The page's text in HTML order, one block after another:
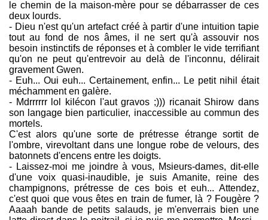
le chemin de la maison-mère pour se débarrasser de ces
deux lourds.
- Dieu n'est qu'un artefact créé à partir d'une intuition tapie
tout au fond de nos âmes, il ne sert qu'à assouvir nos
besoin instinctifs de réponses et à combler le vide terrifiant
qu'on ne peut qu'entrevoir au delà de l'inconnu, délirait
gravement Gwen.
- Euh... Oui euh... Certainement, enfin... Le petit nihil était
méchamment en galère.
- Mdrrrrrr lol kilécon l'aut gravos ;))) ricanait Shirow dans
son langage bien particulier, inaccessible au commun des
mortels.
C'est alors qu'une sorte de prétresse étrange sortit de
l'ombre, virevoltant dans une longue robe de velours, des
batonnets d'encens entre les doigts.
- Laissez-moi me joindre à vous, Msieurs-dames, dit-elle
d'une voix quasi-inaudible, je suis Amanite, reine des
champignons, prétresse de ces bois et euh... Attendez,
c'est quoi que vous êtes en train de fumer, là ? Fougère ?
Aaaah bande de petits salauds, je m'enverrais bien une